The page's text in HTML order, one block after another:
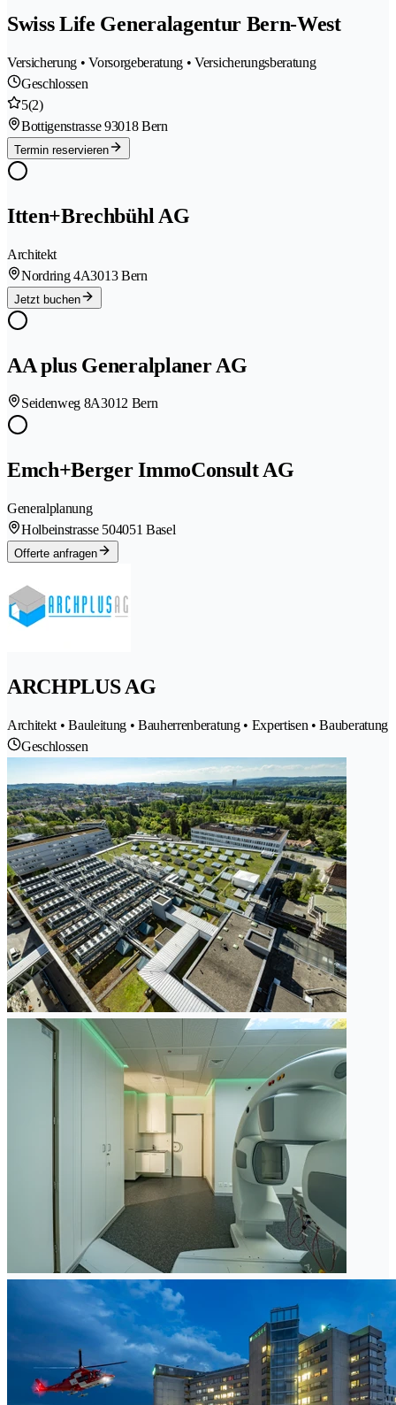
Swiss Life Generalagentur Bern-West
Versicherung • Vorsorgeberatung • Versicherungsberatung
Geschlossen
5(2)
Bottigenstrasse 93018 Bern
Termin reservieren
Itten+Brechbühl AG
Architekt
Nordring 4A3013 Bern
Jetzt buchen
AA plus Generalplaner AG
Seidenweg 8A3012 Bern
Emch+Berger ImmoConsult AG
Generalplanung
Holbeinstrasse 504051 Basel
Offerte anfragen
ARCHPLUS AG
Architekt • Bauleitung • Bauherrenberatung • Expertisen • Bauberatung
Geschlossen